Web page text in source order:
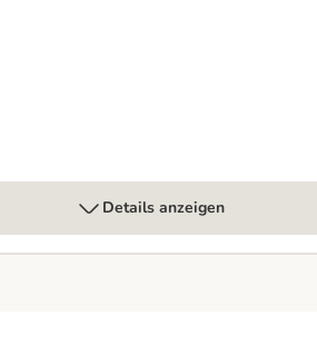
Details anzeigen